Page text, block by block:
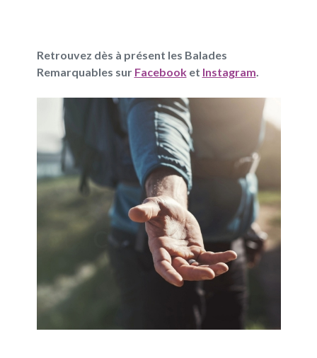
Retrouvez dès à présent les Balades
Remarquables sur Facebooket Instagram.